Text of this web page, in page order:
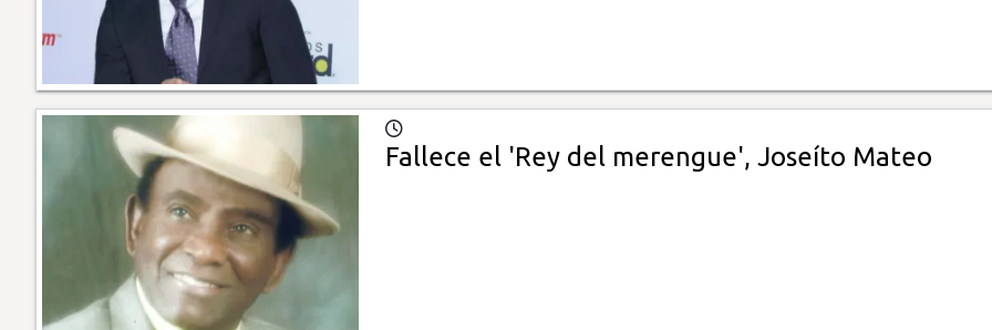
Fallece el 'Rey del merengue', Joseíto Mateo